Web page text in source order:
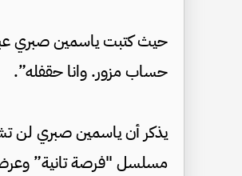
حساب مزور. وانا حقفله”.
يذكر أن ياسمين صبري لن